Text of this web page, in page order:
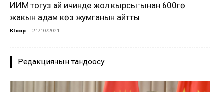
ИИМ тогуз ай ичинде жол кырсыгынан 600гө
жакын адам көз жумганын айтты
Kloop - 21/10/2021
Редакциянын тандоосу